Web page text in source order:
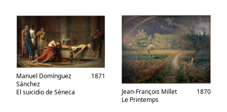
Manuel Domínguez
Sánchez
El suicidio de Séneca
1871
Jean-François Millet
Le Printemps
1870